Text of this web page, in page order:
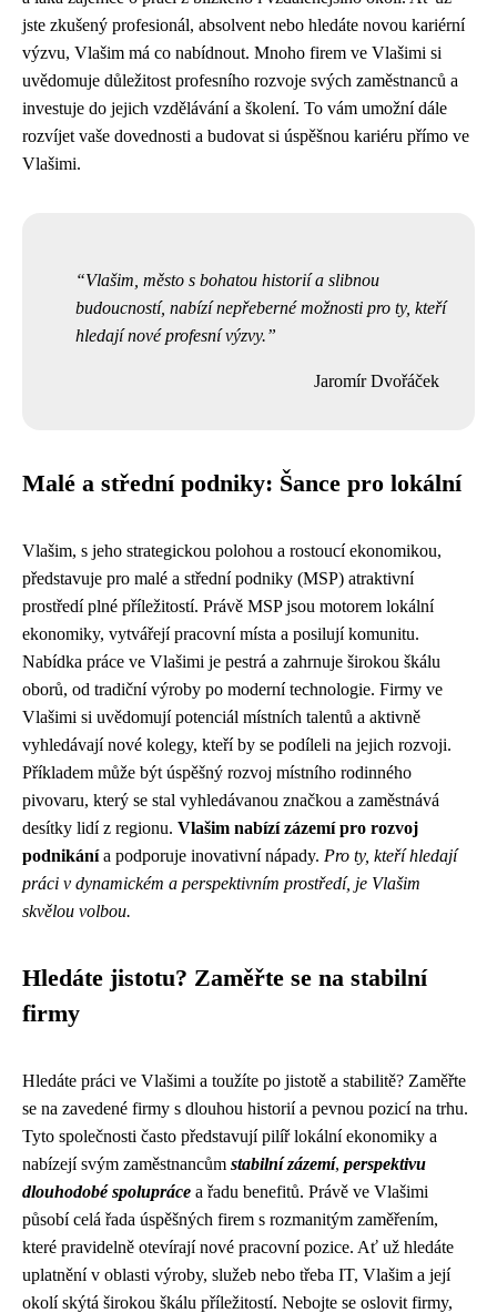
jste zkušený profesionál, absolvent nebo hledáte novou kariérní
výzvu, Vlašim má co nabídnout. Mnoho firem ve Vlašimi si
uvědomuje důležitost profesního rozvoje svých zaměstnanců a
investuje do jejich vzdělávání a školení. To vám umožní dále
rozvíjet vaše dovednosti a budovat si úspěšnou kariéru přímo ve
Vlašimi.
Vlašim, město s bohatou historií a slibnou
budoucností, nabízí nepřeberné možnosti pro ty, kteří
hledají nové profesní výzvy.
Jaromír Dvořáček
Malé a střední podniky: Šance pro lokální
Vlašim, s jeho strategickou polohou a rostoucí ekonomikou,
představuje pro malé a střední podniky (MSP) atraktivní
prostředí plné příležitostí. Právě MSP jsou motorem lokální
ekonomiky, vytvářejí pracovní místa a posilují komunitu.
Nabídka práce ve Vlašimi je pestrá a zahrnuje širokou škálu
oborů, od tradiční výroby po moderní technologie. Firmy ve
Vlašimi si uvědomují potenciál místních talentů a aktivně
vyhledávají nové kolegy, kteří by se podíleli na jejich rozvoji.
Příkladem může být úspěšný rozvoj místního rodinného
pivovaru, který se stal vyhledávanou značkou a zaměstnává
desítky lidí z regionu. Vlašim nabízí zázemí pro rozvoj
podnikánía podporuje inovativní nápady. Pro ty, kteří hledají
práci v dynamickém a perspektivním prostředí, je Vlašim
skvělou volbou.
Hledáte jistotu? Zaměřte se na stabilní
firmy
Hledáte práci ve Vlašimi a toužíte po jistotě a stabilitě? Zaměřte
se na zavedené firmy s dlouhou historií a pevnou pozicí na trhu.
Tyto společnosti často představují pilíř lokální ekonomiky a
nabízejí svým zaměstnancům stabilní zázemí, perspektivu
dlouhodobé spolupráce a řadu benefitů. Právě ve Vlašimi
působí celá řada úspěšných firem s rozmanitým zaměřením,
které pravidelně otevírají nové pracovní pozice. Ať už hledáte
uplatnění v oblasti výroby, služeb nebo třeba IT, Vlašim a její
okolí skýtá širokou škálu příležitostí. Nebojte se oslovit firmy,